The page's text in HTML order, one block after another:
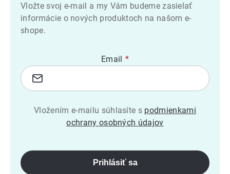
Vložte svoj e-mail a my Vám budeme zasielať
informácie o nových produktoch na našom e-
shope.
Email
Vložením e-mailu súhlasíte s podmienkami
ochrany osobných údajov
Prihlásiť sa